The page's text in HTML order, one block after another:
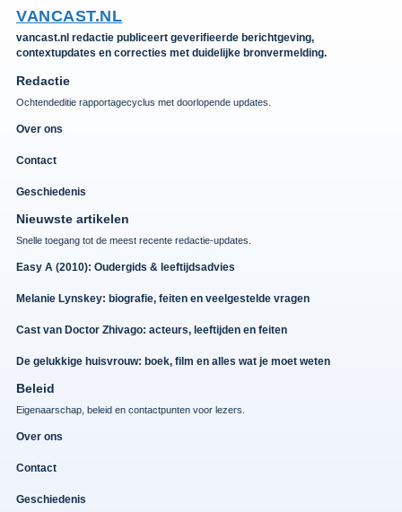
VANCAST.NL
vancast.nl redactie publiceert geverifieerde berichtgeving,
contextupdates en correcties met duidelijke bronvermelding.
Redactie
Ochtendeditie rapportagecyclus met doorlopende updates.
Over ons
Contact
Geschiedenis
Nieuwste artikelen
Snelle toegang tot de meest recente redactie-updates.
Easy A (2010): Oudergids & leeftijdsadvies
Melanie Lynskey: biografie, feiten en veelgestelde vragen
Cast van Doctor Zhivago: acteurs, leeftijden en feiten
De gelukkige huisvrouw: boek, film en alles wat je moet weten
Beleid
Eigenaarschap, beleid en contactpunten voor lezers.
Over ons
Contact
Geschiedenis